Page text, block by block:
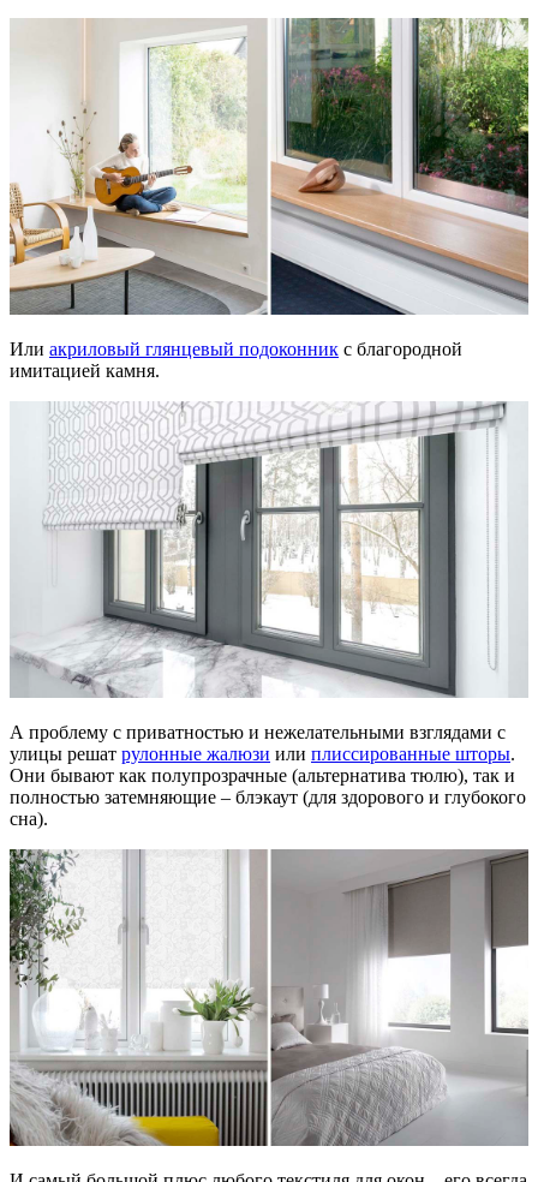
Или акриловый глянцевый подоконник с благородной
имитацией камня.
А проблему с приватностью и нежелательными взглядами с
улицы решат рулонные жалюзи или плиссированные шторы.
Они бывают как полупрозрачные (альтернатива тюлю), так и
полностью затемняющие – блэкаут (для здорового и глубокого
сна).